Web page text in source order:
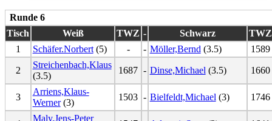
Runde 6
Tisch
Weiß TWZ - Schwarz
TWZ
1
Schäfer.Norbert(5) - - Möller,Bernd (3.5) 1589
2
Streichenbach,Klaus
(3.5)
1687 - Dinse,Michael (3.5) 1660
3
Arriens,Klaus-
Werner(3)
1503 - Bielfeldt,Michael (3) 1746
Maly,Jens-Peter